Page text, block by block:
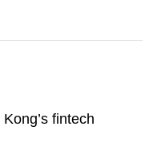
fintech